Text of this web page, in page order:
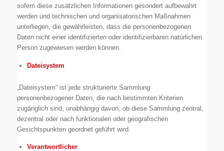
sofern diese zusätzlichen Informationen gesondert aufbewahrt
werden und technischen und organisatorischen Maßnahmen
unterliegen, die gewährleisten, dass die personenbezogenen
Daten nicht einer identifizierten oder identifizierbaren natürlichen
Person zugewiesen werden können.
Dateisystem
„Dateisystem“ ist jede strukturierte Sammlung
personenbezogener Daten, die nach bestimmten Kriterien
zugänglich sind, unabhängig davon, ob diese Sammlung zentral,
dezentral oder nach funktionalen oder geografischen
Gesichtspunkten geordnet geführt wird.
Verantwortlicher